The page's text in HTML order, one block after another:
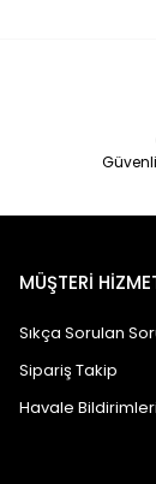
MÜŞTERİ
Sıkça Sorulan
Sipariş Takip
Havale Bildirimleri